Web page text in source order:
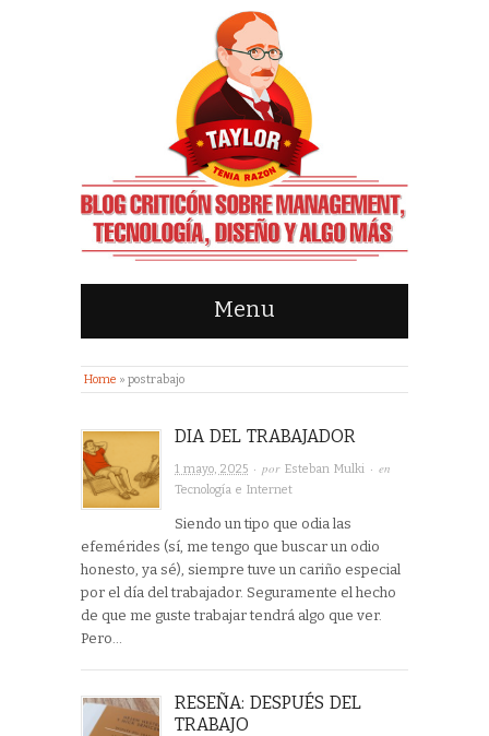
Menu
Home » postrabajo
DIA DEL TRABAJADOR
1 mayo, 2025 · porEsteban Mulki · en
Tecnología e Internet
Siendo un tipo que odia las
efemérides (sí, me tengo que buscar un odio
honesto, ya sé), siempre tuve un cariño especial
por el día del trabajador. Seguramente el hecho
de que me guste trabajar tendrá algo que ver.
Pero…
RESEÑA: DESPUÉS DEL
TRABAJO